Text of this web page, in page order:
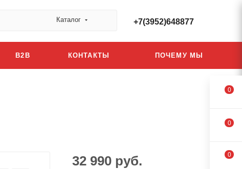
Каталог +7(3952)648877
B2B КОНТАКТЫ ПОЧЕМУ МЫ
32 990 руб.
0
0
0